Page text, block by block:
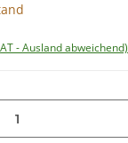
- Ausland abweichend)